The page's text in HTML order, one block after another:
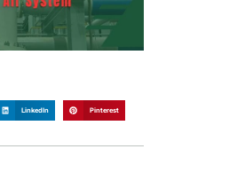
LinkedIn Pinterest